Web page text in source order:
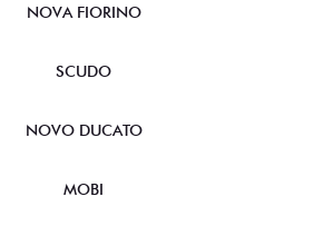
NOVA FIORINO
SCUDO
NOVO DUCATO
MOBI